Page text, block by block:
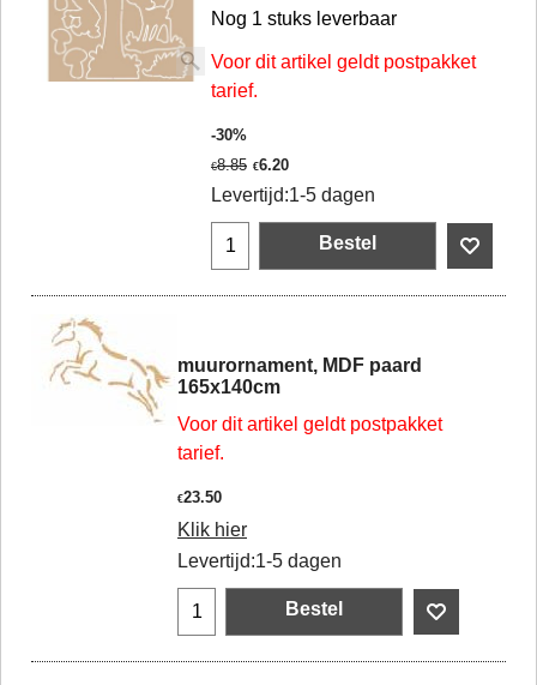
Nog 1 stuks leverbaar
Voor dit artikel geldt postpakket
tarief.
-30%
€8.85 €6.20
Levertijd:1-5 dagen
Bestel
muurornament, MDF paard
165x140cm
Voor dit artikel geldt postpakket
tarief.
€23.50
Klik hier
Levertijd:1-5 dagen
Bestel